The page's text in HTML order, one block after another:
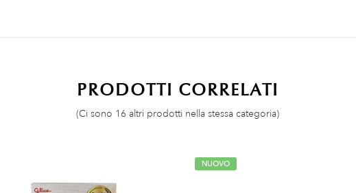
PRODOTTI CORRELATI
(Ci sono 16 altri prodotti nella stessa categoria)
NUOVO